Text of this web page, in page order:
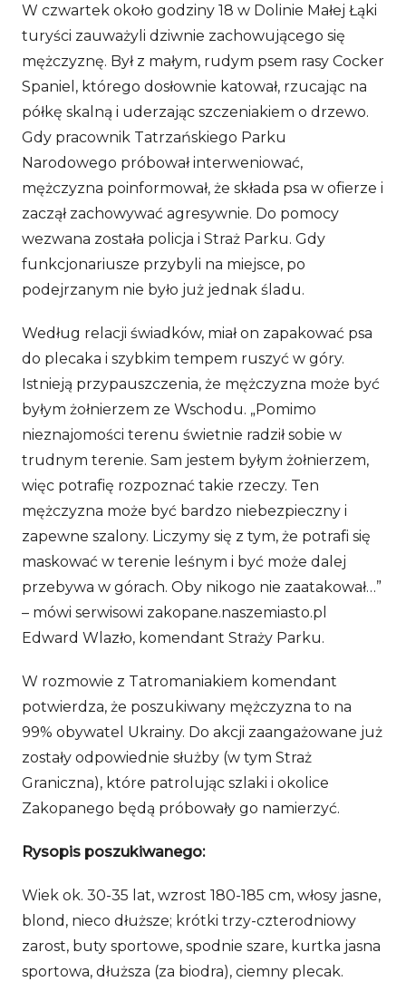
W czwartek około godziny 18 w Dolinie Małej Łąki
turyści zauważyli dziwnie zachowującego się
mężczyznę. Był z małym, rudym psem rasy Cocker
Spaniel, którego dosłownie katował, rzucając na
półkę skalną i uderzając szczeniakiem o drzewo.
Gdy pracownik Tatrzańskiego Parku
Narodowego próbował interweniować,
mężczyzna poinformował, że składa psa w ofierze i
zaczął zachowywać agresywnie. Do pomocy
wezwana została policja i Straż Parku. Gdy
funkcjonariusze przybyli na miejsce, po
podejrzanym nie było już jednak śladu.
Według relacji świadków, miał on zapakować psa
do plecaka i szybkim tempem ruszyć w góry.
Istnieją przypauszczenia, że mężczyzna może być
byłym żołnierzem ze Wschodu. „Pomimo
nieznajomości terenu świetnie radził sobie w
trudnym terenie. Sam jestem byłym żołnierzem,
więc potrafię rozpoznać takie rzeczy. Ten
mężczyzna może być bardzo niebezpieczny i
zapewne szalony. Liczymy się z tym, że potrafi się
maskować w terenie leśnym i być może dalej
przebywa w górach. Oby nikogo nie zaatakował…”
– mówi serwisowi zakopane.naszemiasto.pl
Edward Wlazło, komendant Straży Parku.
W rozmowie z Tatromaniakiem komendant
potwierdza, że poszukiwany mężczyzna to na
99% obywatel Ukrainy. Do akcji zaangażowane już
zostały odpowiednie służby (w tym Straż
Graniczna), które patrolując szlaki i okolice
Zakopanego będą próbowały go namierzyć.
Rysopis poszukiwanego:
Wiek ok. 30-35 lat, wzrost 180-185 cm, włosy jasne,
blond, nieco dłuższe; krótki trzy-czterodniowy
zarost, buty sportowe, spodnie szare, kurtka jasna
sportowa, dłuższa (za biodra), ciemny plecak.